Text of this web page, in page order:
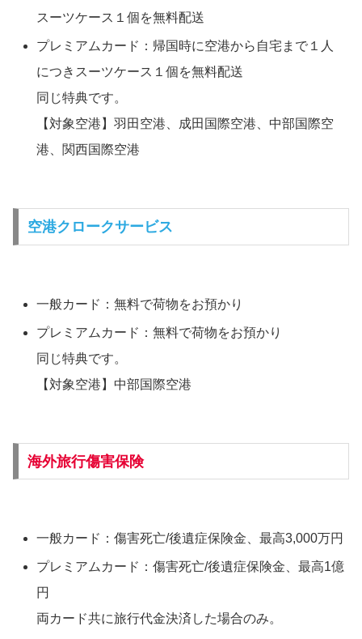
スーツケース１個を無料配送
プレミアムカード：帰国時に空港から自宅まで１人
につきスーツケース１個を無料配送
同じ特典です。
【対象空港】羽田空港、成田国際空港、中部国際空
港、関西国際空港
空港クロークサービス
一般カード：無料で荷物をお預かり
プレミアムカード：無料で荷物をお預かり
同じ特典です。
【対象空港】中部国際空港
海外旅行傷害保険
一般カード：傷害死亡/後遺症保険金、最高3,000万円
プレミアムカード：傷害死亡/後遺症保険金、最高1億
円
両カード共に旅行代金決済した場合のみ。